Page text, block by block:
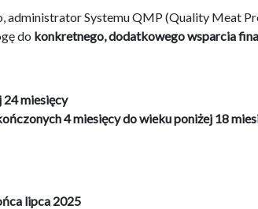
administrator Systemu QMP (Quality Meat
do konkretnego, dodatkowego wsparcia
24 miesięcy
4 miesięcy do wieku poniżej 18
lipca 2025